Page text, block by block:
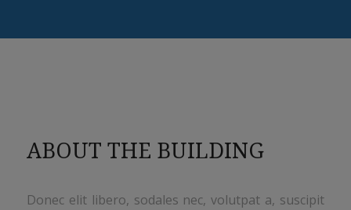
ABOUT THE BUILDING
Donec elit libero, sodales nec, volutpat a, suscipit